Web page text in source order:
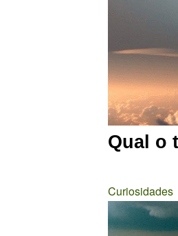
Qual o
Curiosidades